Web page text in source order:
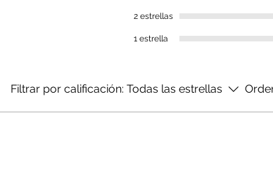
2 estrellas
1 estrella
Filtrar por calificación: Todas las estrellas